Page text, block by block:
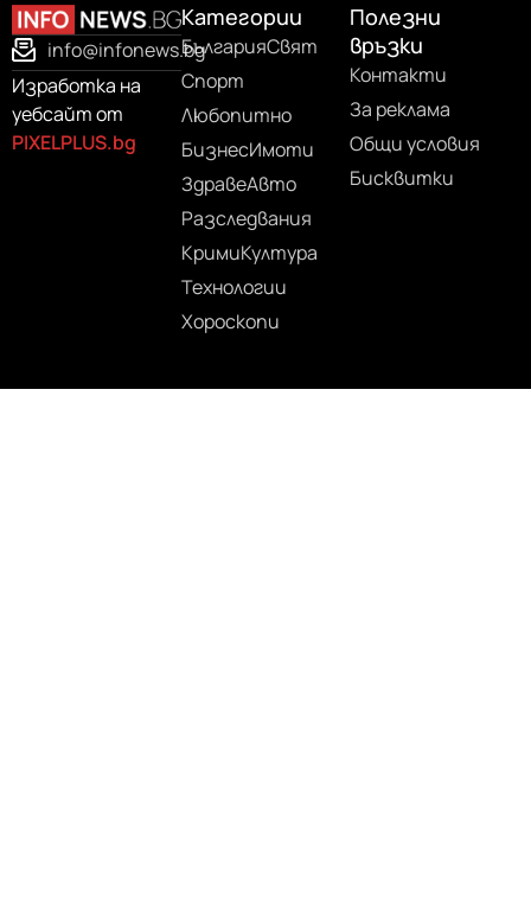
info@infonews.bg
Изработка на
уебсайт от
PIXELPLUS.bg
Категории
БългарияСвят
Спорт
Любопитно
БизнесИмоти
ЗдравеАвто
Разследвания
КримиКултура
Технологии
Хороскопи
Полезни
връзки
Контакти
За реклама
Общи условия
Бисквитки